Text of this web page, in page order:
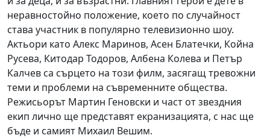
неравностойно положение, което по случайност
става участник в популярно телевизионно шоу.
Актьори като Алекс Маринов, Асен Блатечки, Койна
Русева, Китодар Тодоров, Албена Колева и Петър
Калчев са сърцето на този филм, засягащ тревожни
теми и проблеми на съвременните общества.
Режисьорът Мартин Геновски и част от звездния
екип лично ще представят екранизацията, с нас ще
бъде и самият Михаил Вешим.